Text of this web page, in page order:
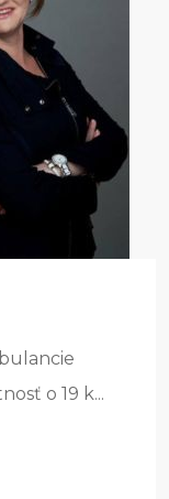
o 19 k...